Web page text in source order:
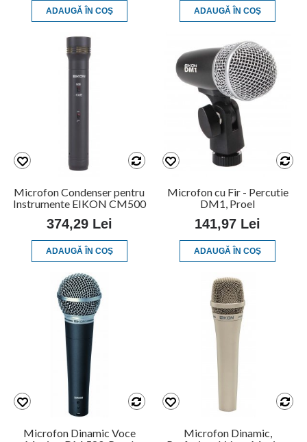
ADAUGĂ ÎN COŞ ADAUGĂ ÎN COŞ
Microfon Condenser pentru
Instrumente EIKON CM500
374,29 Lei
ADAUGĂ ÎN COŞ
Microfon cu Fir - Percutie
DM1, Proel
141,97 Lei
ADAUGĂ ÎN COŞ
Microfon Dinamic Voce
Microfon Dinamic,